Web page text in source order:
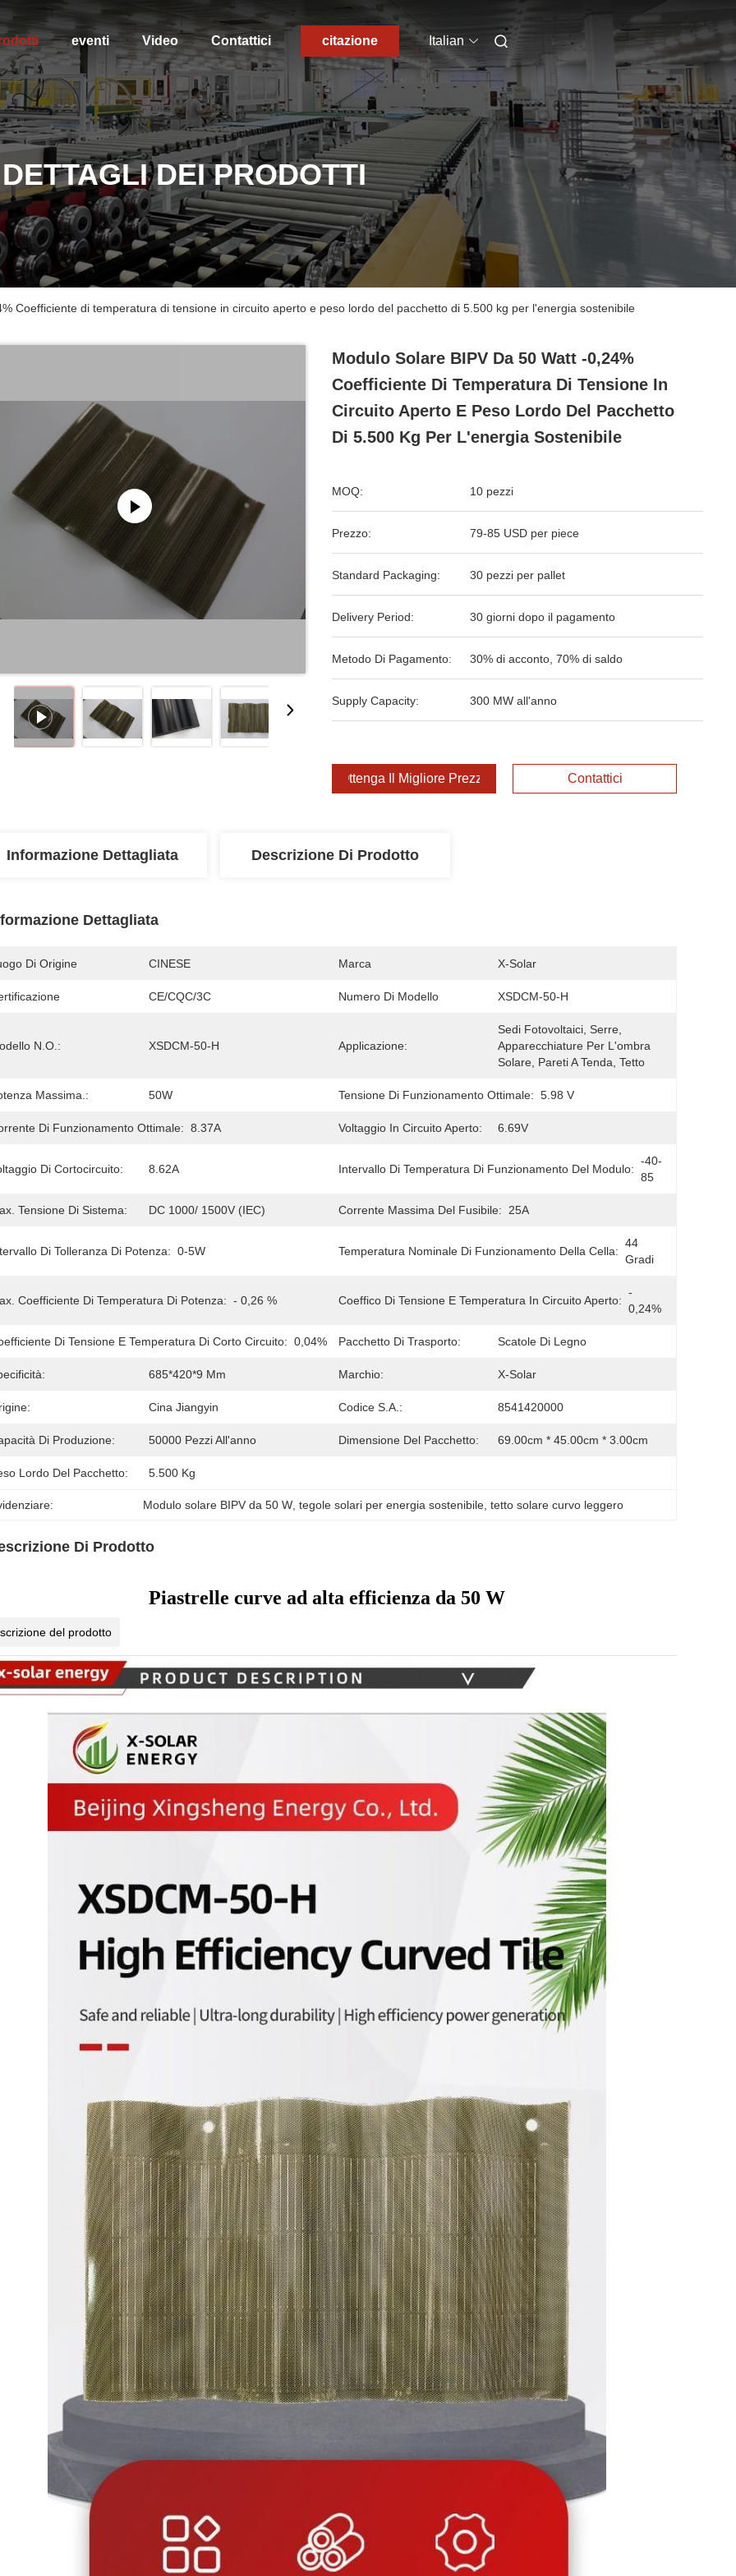
eventi Video Contattici citazione Italian
DETTAGLI DEI PRODOTTI
Coefficiente di temperatura di tensione in circuito aperto e peso lordo del pacchetto di 5.500 kg per l'energia sostenibile
Modulo Solare BIPV Da 50 Watt -0,24%
Coefficiente Di Temperatura Di Tensione In
Circuito Aperto E Peso Lordo Del Pacchetto
Di 5.500 Kg Per L'energia Sostenibile
MOQ: 10 pezzi
Prezzo: 79-85 USD per piece
Standard Packaging: 30 pezzi per pallet
Delivery Period: 30 giorni dopo il pagamento
Metodo Di Pagamento: 30% di acconto, 70% di saldo
Supply Capacity: 300 MW all'anno
Ottenga Il Migliore Prezzo Contattici
Informazione Dettagliata Descrizione Di Prodotto
Dettagliata
Di Origine CINESE Marca X-Solar
CE/CQC/3C Numero Di Modello XSDCM-50-H
N.O.: XSDCM-50-H Applicazione:
Sedi Fotovoltaici, Serre,
Apparecchiature Per L'ombra
Solare, Pareti A Tenda, Tetto
Massima.: 50W Tensione Di Funzionamento Ottimale: 5.98 V
Di Funzionamento Ottimale: 8.37A Voltaggio In Circuito Aperto: 6.69V
Di Cortocircuito: 8.62A Intervallo Di Temperatura Di Funzionamento Del Modulo:
-40-
85
Tensione Di Sistema: DC 1000/ 1500V (IEC) Corrente Massima Del Fusibile: 25A
Di Tolleranza Di Potenza: 0-5W Temperatura Nominale Di Funzionamento Della Cella:
44
Gradi
Coefficiente Di Temperatura Di Potenza: - 0,26 % Coeffico Di Tensione E Temperatura In Circuito Aperto:
-
0,24%
Di Tensione E Temperatura Di Corto Circuito: 0,04% Pacchetto Di Trasporto: Scatole Di Legno
685*420*9 Mm Marchio: X-Solar
Cina Jiangyin Codice S.A.: 8541420000
Di Produzione: 50000 Pezzi All'anno Dimensione Del Pacchetto: 69.00cm * 45.00cm * 3.00cm
Lordo Del Pacchetto: 5.500 Kg
Modulo solare BIPV da 50 W , tegole solari per energia sostenibile , tetto solare curvo leggero
Di Prodotto
Piastrelle curve ad alta efficienza da 50 W
del prodotto